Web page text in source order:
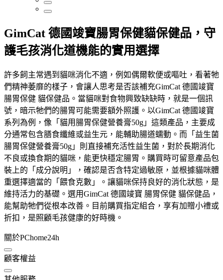
GimCat 德國竣寶腸胃保健貓保健品，守
護毛孩消化道機能的實用選擇
許多飼主常遇到貓咪消化不適，例如偶爾軟便或嘔吐，看著牠
們精神萎靡的樣子，會讓人思考是否該補充GimCat 德國竣寶
腸胃保健 貓保健品。當貓咪對食物興致缺缺時，就是一個訊
號，暗示牠們的腸胃可能需要額外照護。以GimCat 德國竣寶
系列為例，像「貓用腸胃保健營養膏50g」這類產品，主要成
分通常包含膳食纖維或益生元，能輔助腸道蠕動。而「益生菌
腸胃保健營養膏50g」則直接補充活性益生菌，對於長期消化
不良或換食期的貓咪，能更快穩定腸胃。購買時可留意產品包
裝上的「成分說明」，確認是否含特定過敏原，並根據貓咪體
重選擇適當的「餵食克數」。讓貓咪保持良好的消化狀態，是
維持活力的基礎。選用GimCat 德國竣寶 腸胃保健 貓保健品，
能幫助牠們從根本改善。目前購買指定組合，享有加贈小禮或
折扣，是照顧毛孩健康的好時機。
關於PChome24h
顧客權益